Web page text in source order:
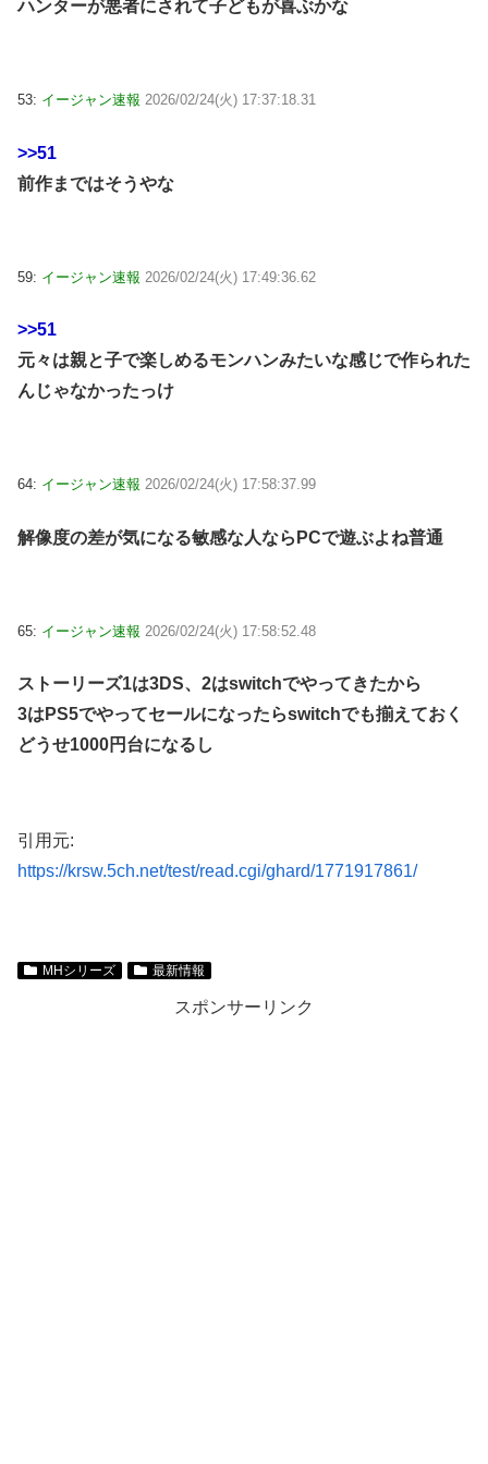
ハンターが悪者にされて子どもが喜ぶかな
53: イージャン速報 2026/02/24(火) 17:37:18.31
>>51
前作まではそうやな
59: イージャン速報 2026/02/24(火) 17:49:36.62
>>51
元々は親と子で楽しめるモンハンみたいな感じで作られた
んじゃなかったっけ
64: イージャン速報 2026/02/24(火) 17:58:37.99
解像度の差が気になる敏感な人ならPCで遊ぶよね普通
65: イージャン速報 2026/02/24(火) 17:58:52.48
ストーリーズ1は3DS、2はswitchでやってきたから
3はPS5でやってセールになったらswitchでも揃えておく
どうせ1000円台になるし
引用元:
https://krsw.5ch.net/test/read.cgi/ghard/1771917861/
MHシリーズ 最新情報
スポンサーリンク